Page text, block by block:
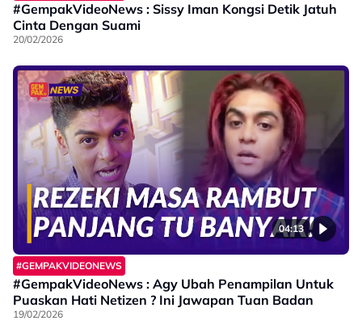
#GempakVideoNews : Sissy Iman Kongsi Detik Jatuh
Cinta Dengan Suami
20/02/2026
04:13
#GEMPAKVIDEONEWS
#GempakVideoNews : Agy Ubah Penampilan Untuk
Puaskan Hati Netizen ? Ini Jawapan Tuan Badan
19/02/2026